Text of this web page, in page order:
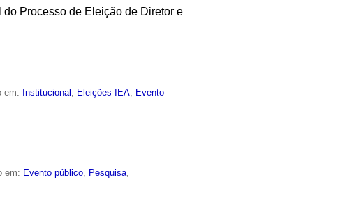
Processo de Eleição de Diretor e
em: Institucional Eleições IEA Evento
em: Evento público, Pesquisa,